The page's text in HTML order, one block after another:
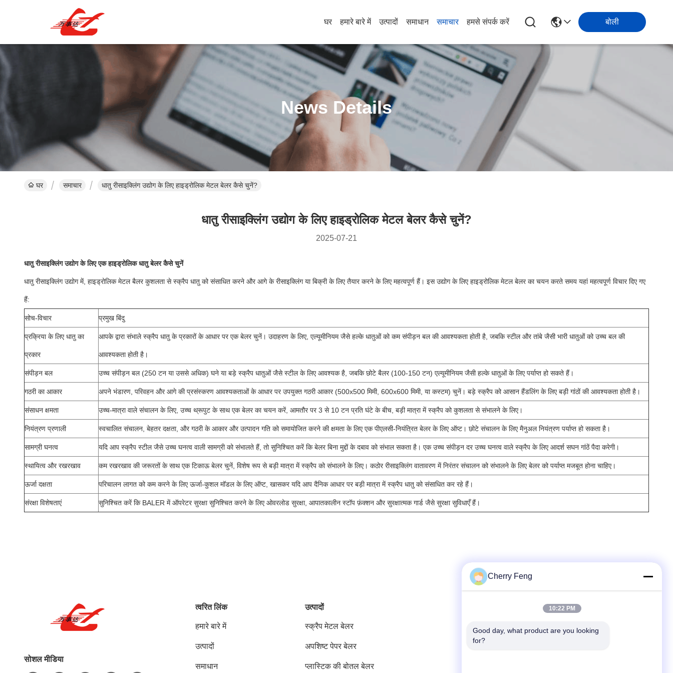
घर हमारे बारे में उत्पादों समाधान समाचार हमसे संपर्क करें बोली
News Details
घर समाचार धातु रीसाइक्लिंग उद्योग के लिए हाइड्रोलिक मेटल बेलर कैसे चुनें?
धातु रीसाइक्लिंग उद्योग के लिए हाइड्रोलिक मेटल बेलर कैसे चुनें?
2025-07-21
धातु रीसाइक्लिंग उद्योग के लिए एक हाइड्रोलिक धातु बेलर कैसे चुनें
धातु रीसाइक्लिंग उद्योग में, हाइड्रोलिक मेटल बैलर कुशलता से स्क्रैप धातु को संसाधित करने और आगे के रीसाइक्लिंग या बिक्री के लिए तैयार करने के लिए महत्वपूर्ण हैं। इस उद्योग के लिए हाइड्रोलिक मेटल बेलर का चयन करते समय यहां महत्वपूर्ण विचार दिए गए
हैं:
सोच-विचार प्रमुख बिंदु
प्रक्रिया के लिए धातु का
प्रकार
आपके द्वारा संभाले स्क्रैप धातु के प्रकारों के आधार पर एक बेलर चुनें। उदाहरण के लिए, एल्यूमीनियम जैसे हल्के धातुओं को कम संपीड़न बल की आवश्यकता होती है, जबकि स्टील और तांबे जैसी भारी धातुओं को उच्च बल की
आवश्यकता होती है।
संपीड़न बल उच्च संपीड़न बल (250 टन या उससे अधिक) घने या बड़े स्क्रैप धातुओं जैसे स्टील के लिए आवश्यक है, जबकि छोटे बैलर (100-150 टन) एल्यूमीनियम जैसी हल्के धातुओं के लिए पर्याप्त हो सकते हैं।
गठरी का आकार अपने भंडारण, परिवहन और आगे की प्रसंस्करण आवश्यकताओं के आधार पर उपयुक्त गठरी आकार (500x500 मिमी, 600x600 मिमी, या कस्टम) चुनें। बड़े स्क्रैप को आसान हैंडलिंग के लिए बड़ी गांठों की आवश्यकता होती है।
संसाधन क्षमता उच्च-मात्रा वाले संचालन के लिए, उच्च थ्रूपुट के साथ एक बेलर का चयन करें, आमतौर पर 3 से 10 टन प्रति घंटे के बीच, बड़ी मात्रा में स्क्रैप को कुशलता से संभालने के लिए।
नियंत्रण प्रणाली स्वचालित संचालन, बेहतर दक्षता, और गठरी के आकार और उत्पादन गति को समायोजित करने की क्षमता के लिए एक पीएलसी-नियंत्रित बेलर के लिए ऑप्ट। छोटे संचालन के लिए मैनुअल नियंत्रण पर्याप्त हो सकता है।
सामग्री घनत्व यदि आप स्क्रैप स्टील जैसे उच्च घनत्व वाली सामग्री को संभालते हैं, तो सुनिश्चित करें कि बेलर बिना मुद्दों के दबाव को संभाल सकता है। एक उच्च संपीड़न दर उच्च घनत्व वाले स्क्रैप के लिए आदर्श सघन गांठें पैदा करेगी।
स्थायित्व और रखरखाव कम रखरखाव की जरूरतों के साथ एक टिकाऊ बेलर चुनें, विशेष रूप से बड़ी मात्रा में स्क्रैप को संभालने के लिए। कठोर रीसाइक्लिंग वातावरण में निरंतर संचालन को संभालने के लिए बेलर को पर्याप्त मजबूत होना चाहिए।
ऊर्जा दक्षता परिचालन लागत को कम करने के लिए ऊर्जा-कुशल मॉडल के लिए ऑप्ट, खासकर यदि आप दैनिक आधार पर बड़ी मात्रा में स्क्रैप धातु को संसाधित कर रहे हैं।
संरक्षा विशेषताएं सुनिश्चित करें कि BALER में ऑपरेटर सुरक्षा सुनिश्चित करने के लिए ओवरलोड सुरक्षा, आपातकालीन स्टॉप फ़ंक्शन और सुरक्षात्मक गार्ड जैसे सुरक्षा सुविधाएँ हैं।
सोशल मीडिया
त्वरित लिंक
हमारे बारे में
उत्पादों
समाधान
उत्पादों
स्क्रैप मेटल बेलर
अपशिष्ट पेपर बेलर
प्लास्टिक की बोतल बेलर
टेलीफोन
Cherry Feng
10:22 PM
Good day, what product are you looking
for?